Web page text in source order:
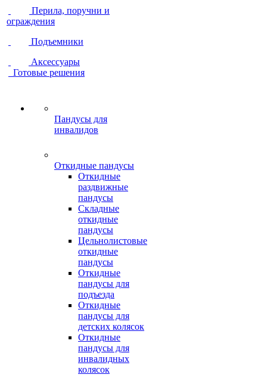
Перила, поручни и
ограждения
Подъемники
Аксессуары
Готовые решения
Пандусы для
инвалидов
Откидные пандусы
Откидные
раздвижные
пандусы
Складные
откидные
пандусы
Цельнолистовые
откидные
пандусы
Откидные
пандусы для
подъезда
Откидные
пандусы для
детских колясок
Откидные
пандусы для
инвалидных
колясок